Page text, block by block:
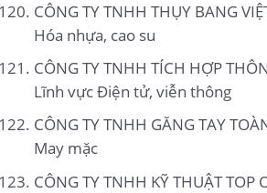
CÔNG TY TNHH THỤY BANG
Hóa nhựa, cao su
CÔNG TY TNHH TÍCH HỢP
Lĩnh vực Điện tử, viễn thông
CÔNG TY TNHH GĂNG TAY
May mặc
CÔNG TY TNHH KỸ THUẬT TOP